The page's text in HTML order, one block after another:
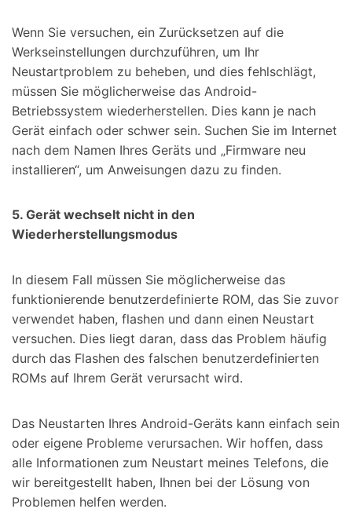
Wenn Sie versuchen, ein Zurücksetzen auf die
Werkseinstellungen durchzuführen, um Ihr
Neustartproblem zu beheben, und dies fehlschlägt,
müssen Sie möglicherweise das Android-
Betriebssystem wiederherstellen. Dies kann je nach
Gerät einfach oder schwer sein. Suchen Sie im Internet
nach dem Namen Ihres Geräts und „Firmware neu
installieren“, um Anweisungen dazu zu finden.
5. Gerät wechselt nicht in den
Wiederherstellungsmodus
In diesem Fall müssen Sie möglicherweise das
funktionierende benutzerdefinierte ROM, das Sie zuvor
verwendet haben, flashen und dann einen Neustart
versuchen. Dies liegt daran, dass das Problem häufig
durch das Flashen des falschen benutzerdefinierten
ROMs auf Ihrem Gerät verursacht wird.
Das Neustarten Ihres Android-Geräts kann einfach sein
oder eigene Probleme verursachen. Wir hoffen, dass
alle Informationen zum Neustart meines Telefons, die
wir bereitgestellt haben, Ihnen bei der Lösung von
Problemen helfen werden.